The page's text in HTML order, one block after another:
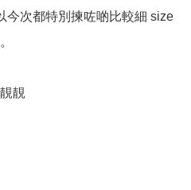
今次都特別揀咗啲比較細 size
靚